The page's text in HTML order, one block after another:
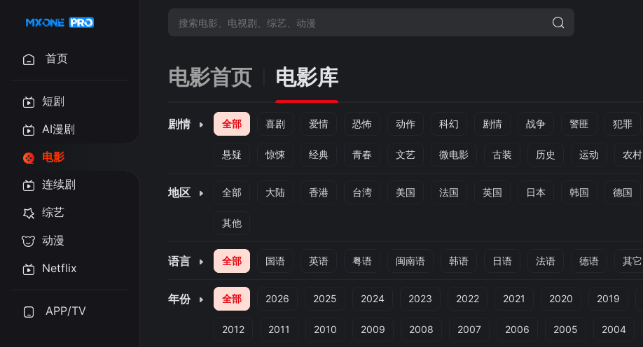
首页
短剧
AI漫剧
电影
连续剧
综艺
动漫
Netflix
APP/TV
电影首页 电影库
剧情 全部 喜剧 爱情 恐怖 动作 科幻 剧情 战争 警匪 犯罪
悬疑 惊悚 经典 青春 文艺 微电影 古装 历史 运动 农村
地区 全部 大陆 香港 台湾 美国 法国 英国 日本 韩国 德国
其他
语言 全部 国语 英语 粤语 闽南语 韩语 日语 法语 德语 其它
年份 全部 2026 2025 2024 2023 2022 2021 2020 2019
2012 2011 2010 2009 2008 2007 2006 2005 2004